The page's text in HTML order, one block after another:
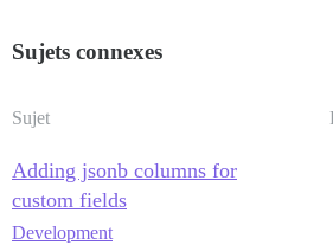
Sujets connexes
Sujet
Adding jsonb columns for
custom fields
Development